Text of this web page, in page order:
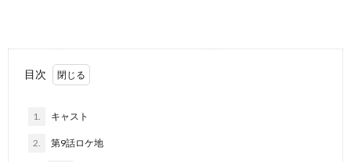
目次
1. キャスト
2. 第9話ロケ地